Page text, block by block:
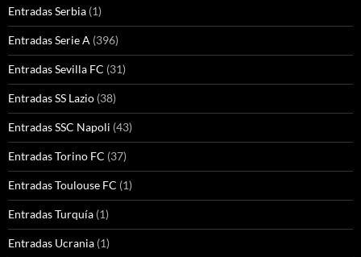
Entradas Serbia (1)
Entradas Serie A (396)
Entradas Sevilla FC (31)
Entradas SS Lazio (38)
Entradas SSC Napoli (43)
Entradas Torino FC (37)
Entradas Toulouse FC (1)
Entradas Turquía (1)
Entradas Ucrania (1)